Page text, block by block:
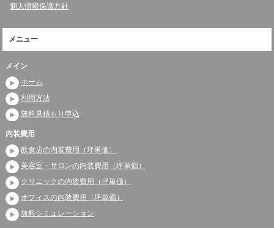
個人情報保護方針
メニュー
メイン
ホーム
利用方法
無料見積もり申込
内装費用
飲食店の内装費用（坪単価）
美容室・サロンの内装費用（坪単価）
クリニックの内装費用（坪単価）
オフィスの内装費用（坪単価）
無料シミュレーション